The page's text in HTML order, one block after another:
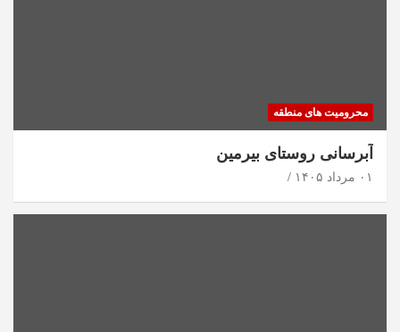
محرومیت های منطقه
آبرسانی روستای بیرمین
۰۱ مرداد ۱۴۰۵